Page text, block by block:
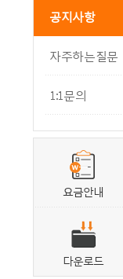
공지사항
자주하는질문
1:1문의
요금안내
다운로드